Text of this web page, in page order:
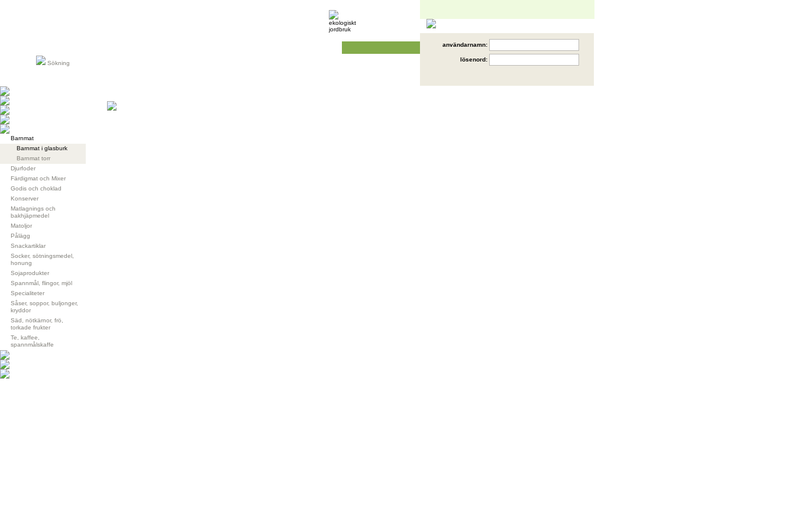
Sökning
användarnamn:
lösenord:
Barnmat
Barnmat i glasburk
Barnmat torr
Djurfoder
Färdigmat och Mixer
Godis och choklad
Konserver
Matlagnings och
bakhjäpmedel
Matoljor
Pålägg
Snackartiklar
Socker, sötningsmedel,
honung
Sojaprodukter
Spannmål, flingor, mjöl
Specialiteter
Såser, soppor, buljonger,
kryddor
Säd, nötkärnor, frö,
torkade frukter
Te, kaffee,
spannmålskaffe